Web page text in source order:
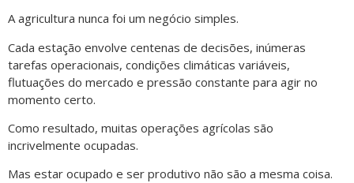
A agricultura nunca foi um negócio simples.
Cada estação envolve centenas de decisões, inúmeras
tarefas operacionais, condições climáticas variáveis,
flutuações do mercado e pressão constante para agir no
momento certo.
Como resultado, muitas operações agrícolas são
incrivelmente ocupadas.
Mas estar ocupado e ser produtivo não são a mesma coisa.